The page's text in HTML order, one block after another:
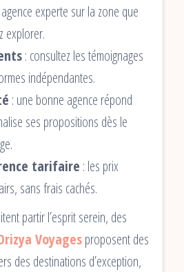
experte sur la zone que
explorer.
: consultez les témoignages
indépendantes.
: une bonne agence répond
ses propositions dès le
tarifaire : les prix
sans frais cachés.
partir l’esprit serein, des
Voyagesproposent des
des destinations d’exception,